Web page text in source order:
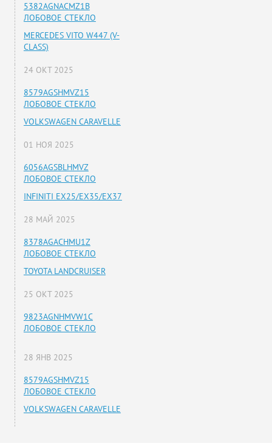
5382AGNACMZ1B
ЛОБОВОЕ СТЕКЛО
MERCEDES VITO W447 (V-
CLASS)
24 ОКТ 2025
8579AGSHMVZ15
ЛОБОВОЕ СТЕКЛО
VOLKSWAGEN CARAVELLE
01 НОЯ 2025
6056AGSBLHMVZ
ЛОБОВОЕ СТЕКЛО
INFINITI EX25/EX35/EX37
28 МАЙ 2025
8378AGACHMU1Z
ЛОБОВОЕ СТЕКЛО
TOYOTA LANDCRUISER
25 ОКТ 2025
9823AGNHMVW1C
ЛОБОВОЕ СТЕКЛО
28 ЯНВ 2025
8579AGSHMVZ15
ЛОБОВОЕ СТЕКЛО
VOLKSWAGEN CARAVELLE